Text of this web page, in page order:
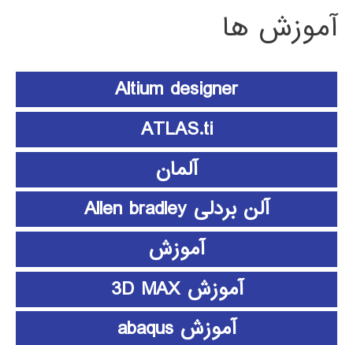
آموزش ها
Altium designer
ATLAS.ti
آلمان
آلن بردلی Allen bradley
آموزش
آموزش 3D MAX
آموزش abaqus